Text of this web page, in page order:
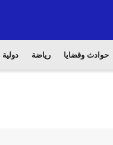
حوادث وقضايا رياضة دولية